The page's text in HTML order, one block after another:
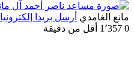
مانع الغامدي أرسل بريدا إلكترونيا
0
أقل من دقيقة